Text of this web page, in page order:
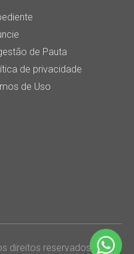
de Pauta
de privacidade
de Uso
direitos reservados